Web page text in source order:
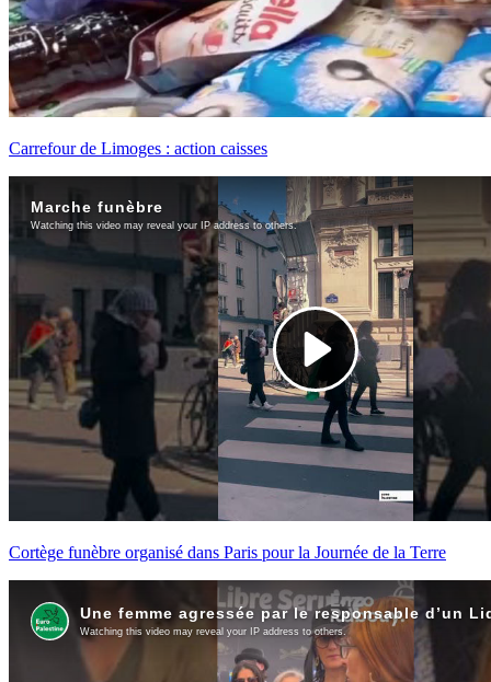
Carrefour de Limoges : action caisses
Cortège funèbre organisé dans Paris pour la Journée de la Terre